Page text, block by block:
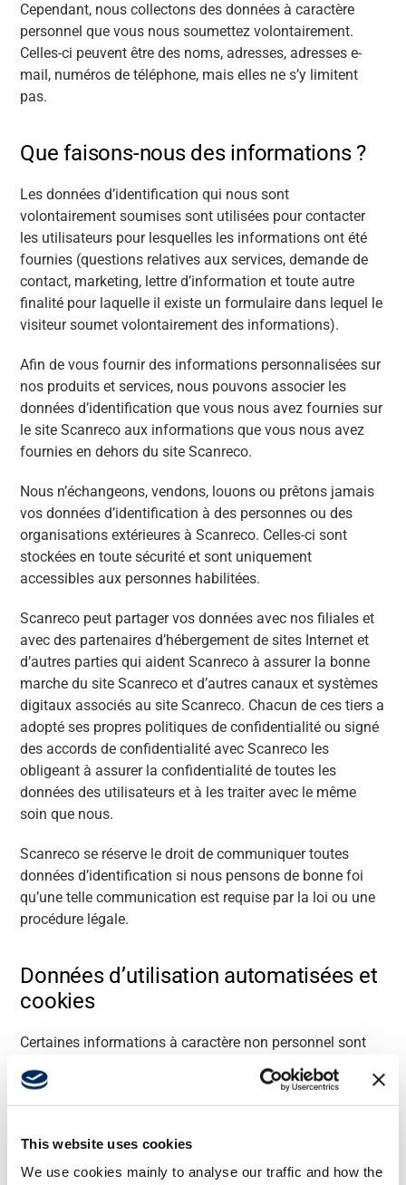
This website uses cookies
We use cookies mainly to analyse our traffic and how the
Assistance
À propos
Carrière
Banque média
Cependant, nous collectons des données à caractère
personnel que vous nous soumettez volontairement.
Celles-ci peuvent être des noms, adresses, adresses e-
mail, numéros de téléphone, mais elles ne s’y limitent
pas.
Que faisons-nous des informations ?
Les données d’identification qui nous sont
volontairement soumises sont utilisées pour contacter
les utilisateurs pour lesquelles les informations ont été
fournies (questions relatives aux services, demande de
contact, marketing, lettre d’information et toute autre
finalité pour laquelle il existe un formulaire dans lequel le
visiteur soumet volontairement des informations).
Afin de vous fournir des informations personnalisées sur
nos produits et services, nous pouvons associer les
données d’identification que vous nous avez fournies sur
le site Scanreco aux informations que vous nous avez
fournies en dehors du site Scanreco.
Nous n’échangeons, vendons, louons ou prêtons jamais
vos données d’identification à des personnes ou des
organisations extérieures à Scanreco. Celles-ci sont
stockées en toute sécurité et sont uniquement
accessibles aux personnes habilitées.
Scanreco peut partager vos données avec nos filiales et
avec des partenaires d’hébergement de sites Internet et
d’autres parties qui aident Scanreco à assurer la bonne
marche du site Scanreco et d’autres canaux et systèmes
digitaux associés au site Scanreco. Chacun de ces tiers a
adopté ses propres politiques de confidentialité ou signé
des accords de confidentialité avec Scanreco les
obligeant à assurer la confidentialité de toutes les
données des utilisateurs et à les traiter avec le même
soin que nous.
Scanreco se réserve le droit de communiquer toutes
données d’identification si nous pensons de bonne foi
qu’une telle communication est requise par la loi ou une
procédure légale.
Données d’utilisation automatisées et
cookies
Certaines informations à caractère non personnel sont
automatiquement collectées auprès des visiteurs de
notre site Scanreco. Nous utilisons des « cookies » sur le
site Scanreco. Un « cookie » est un petit fichier texte
être transféré sur votre disque dur. Les cookies peuvent
aider le site Scanreco à « se souvenir » de certaines